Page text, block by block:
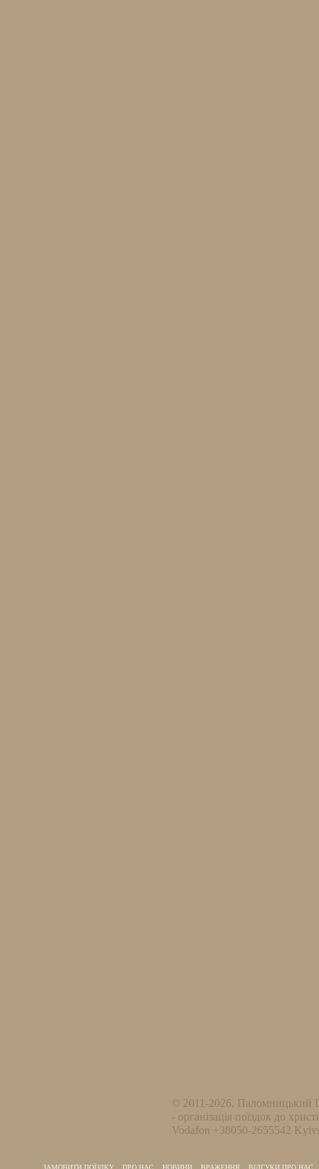
© 2011-2026, Паломницький
- організація поїздок до
Vodafon +38050-2655542
ЗАМОВИТИ ПОЇЗДКУ ПРО НАС НОВИНИ ВРАЖЕННЯ ВІДГУКИ ПРО НАС